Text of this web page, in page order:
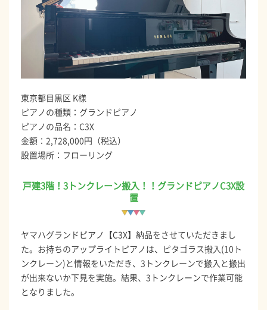
東京都目黒区 K様
ピアノの種類：グランドピアノ
ピアノの品名：C3X
金額：2,728,000円（税込）
設置場所：フローリング
戸建3階！3トンクレーン搬入！！グランドピアノC3X設
置
ヤマハグランドピアノ【C3X】納品をさせていただきまし
た。お持ちのアップライトピアノは、ピタゴラス搬入(10ト
ンクレーン)と情報をいただき、3トンクレーンで搬入と搬出
が出来ないか下見を実施。結果、3トンクレーンで作業可能
となりました。